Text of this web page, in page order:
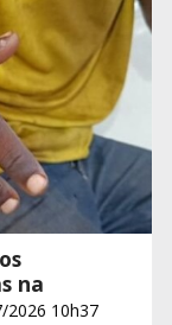
na
2026 10h37